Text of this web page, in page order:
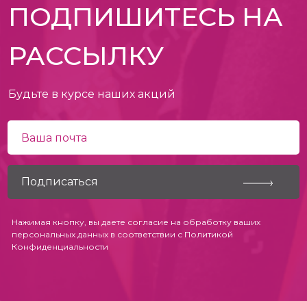
ПОДПИШИТЕСЬ НА
РАССЫЛКУ
Будьте в курсе наших акций
Нажимая кнопку, вы даете согласие на обработку ваших
персональных данных в соответствии с Политикой
Конфиденциальности